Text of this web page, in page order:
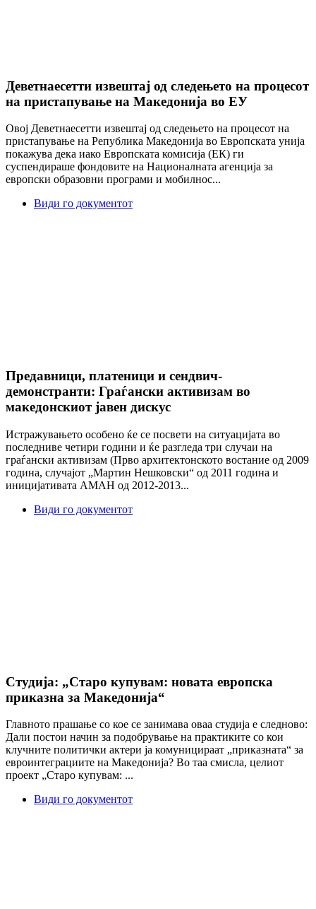
Деветнаесетти извештај од следењето на процесот
на пристапување на Македонија во ЕУ
Овој Деветнаесетти извештај од следењето на процесот на
пристапување на Република Македонија во Европската унија
покажува дека иако Европската комисија (ЕК) ги
суспендираше фондовите на Националната агенција за
европски образовни програми и мобилнос...
Види го документот
Предавници, платеници и сендвич-
демонстранти: Граѓански активизам во
македонскиот јавен дискус
Истражувањето особено ќе се посвети на ситуацијата во
последниве четири години и ќе разгледа три случаи на
граѓански активизам (Прво архитектонското востание од 2009
година, случајот „Мартин Нешковски“ од 2011 година и
иницијативата АМАН од 2012-2013...
Види го документот
Студија: „Старо купувам: новата европска
приказна за Македонија“
Главното прашање со кое се занимава оваа студија е следново:
Дали постои начин за подобрување на практиките со кои
клучните политички актери ја комуницираат „приказната“ за
евроинтеграциите на Македонија? Во таа смисла, целиот
проект „Старо купувам: ...
Види го документот